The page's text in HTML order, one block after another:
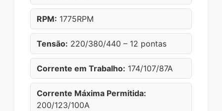
RPM: 1775RPM
Tensão: 220/380/440 – 12 pontas
Corrente em Trabalho: 174/107/87A
Corrente Máxima Permitida:
200/123/100A